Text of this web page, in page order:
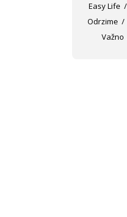
Easy Life
Odrzime
Važno